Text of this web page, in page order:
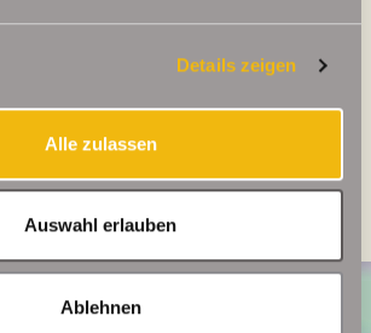
Details zeigen
Alle zulassen
Auswahl erlauben
Ablehnen
2011
Wohngebäude
Zentralheizung
Luft-/Wasser-
Wärmepumpe